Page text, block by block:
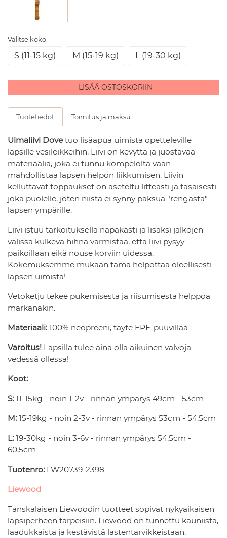
Valitse koko:
S (11-15 kg) M (15-19 kg) L (19-30 kg)
LISÄÄ OSTOSKORIIN
Tuotetiedot Toimitus ja maksu
Uimaliivi Dovetuo lisäapua uimista opetteleville
lapsille vesileikkeihin. Liivi on kevyttä ja juostavaa
materiaalia, joka ei tunnu kömpelöltä vaan
mahdollistaa lapsen helpon liikkumisen. Liivin
kelluttavat toppaukset on aseteltu litteästi ja tasaisesti
joka puolelle, joten niistä ei synny paksua "rengasta"
lapsen ympärille.
Liivi istuu tarkoituksella napakasti ja lisäksi jalkojen
välissä kulkeva hihna varmistaa, että liivi pysyy
paikoillaan eikä nouse korviin uidessa.
Kokemuksemme mukaan tämä helpottaa oleellisesti
lapsen uimista!
Vetoketju tekee pukemisesta ja riisumisesta helppoa
märkänäkin.
Materiaali: 100% neopreeni, täyte EPE-puuvillaa
Varoitus! Lapsilla tulee aina olla aikuinen valvoja
vedessä ollessa!
Koot:
S: 11-15kg - noin 1-2v - rinnan ympärys 49cm - 53cm
M: 15-19kg - noin 2-3v - rinnan ympärys 53cm - 54,5cm
L: 19-30kg - noin 3-6v - rinnan ympärys 54,5cm -
60,5cm
Tuotenro: LW20739-2398
Liewood
Tanskalaisen Liewoodin tuotteet sopivat nykyaikaisen
lapsiperheen tarpeisiin. Liewood on tunnettu kauniista,
laadukkaista ja kestävistä lastentarvikkeistaan.